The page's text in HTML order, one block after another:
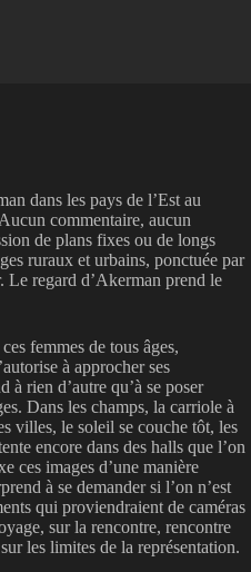
dans les pays de l’Est au
commentaire, aucun
de plans fixes ou de longs
ruraux et urbains, ponctuée par
Le regard d’Akerman prend le
femmes de tous âges,
à approcher ses
à rien d’autre qu’à se poser
Dans les champs, la carriole à
villes, le soleil se couche tôt, les
encore dans des halls que l’on
ces images d’une manière
à se demander si l’on n’est
qui proviendraient de caméras
sur la rencontre, rencontre
les limites de la représentation.